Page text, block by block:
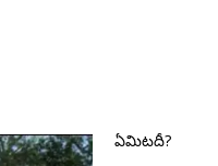
ఏమిటదీ?